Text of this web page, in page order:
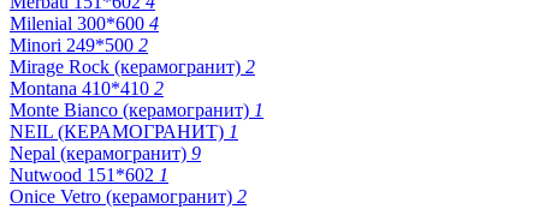
Milenial 300*600 4
Minori 249*500 2
Mirage Rock (керамогранит) 2
Montana 410*410 2
Monte Bianco (керамогранит) 1
NEIL (КЕРАМОГРАНИТ) 1
Nepal (керамогранит) 9
Nutwood 151*602 1
Onice Vetro (керамогранит) 2